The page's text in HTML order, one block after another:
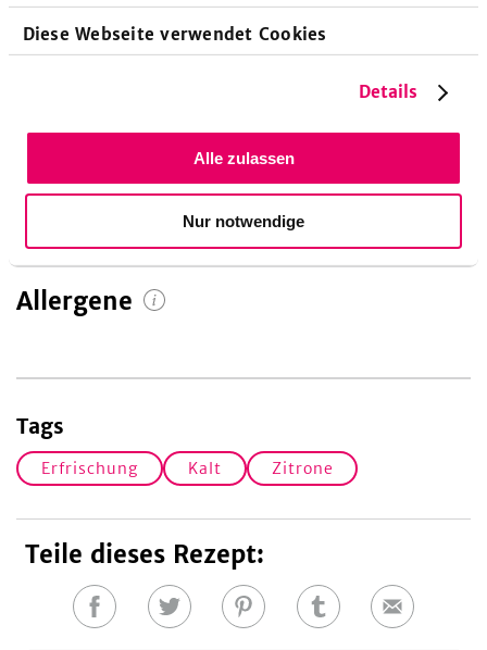
Diese Webseite verwendet Cookies
Details
Alle zulassen
Nur notwendige
80
Allergene
Tags
Erfrischung Kalt Zitrone
Teile dieses Rezept:
Auf
Auf
Auf
Auf
E-